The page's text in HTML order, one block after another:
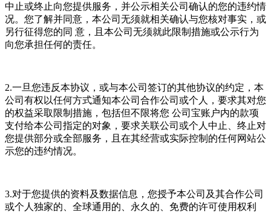
中止或终止向您提供服务，并公示相关公司确认的您的违约情
况。您了解并同意，本公司无须就相关确认与您核对事实，或
另行征得您的同 意，且本公司无须就此限制措施或公示行为
向您承担任何的责任。
2.一旦您违反本协议，或与本公司签订的其他协议的约定，本
公司有权以任何方式通知本公司合作公司或个人，要求其对您
的权益采取限制措施，包括但不限将您 公司宝账户内的款项
支付给本公司指定的对象，要求关联公司或个人中止、终止对
您提供部分或全部服务，且在其经营或实际控制的任何网站公
示您的违约情况。
3.对于您提供的资料及数据信息，您授予本公司及其合作公司
或个人独家的、全球通用的、永久的、免费的许可使用权利